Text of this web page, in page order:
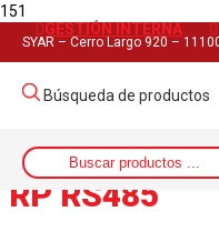
SYAR – Cerro Largo 920 –
GESTIÓN INTERNA
Búsqueda de productos
Inicio
>
Artículo del producto
>
RP RS485